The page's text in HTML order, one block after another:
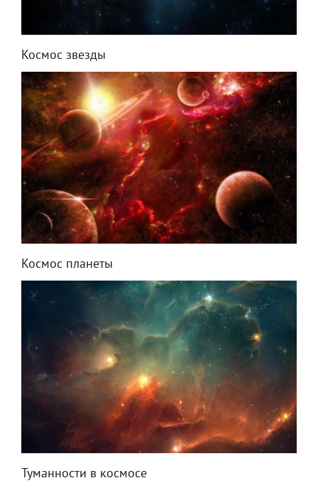
Космос звезды
Космос планеты
Туманности в космосе